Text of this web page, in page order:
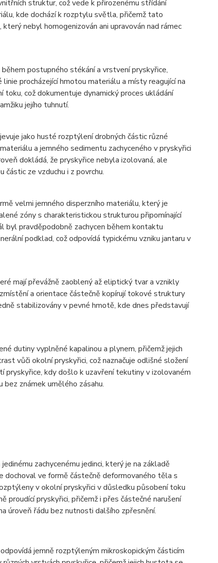
struktur, což vede k přirozenému střídání
kde dochází k rozptylu světla, přičemž tato
nebyl homogenizován ani upravován nad rámec
postupného stékání a vrstvení pryskyřice,
procházející hmotou materiálu a místy reagující na
což dokumentuje dynamický proces ukládání
jejího tuhnutí.
jako husté rozptýlení drobných částic různé
a jemného sedimentu zachyceného v pryskyřici
dokládá, že pryskyřice nebyla izolovaná, ale
ze vzduchu i z povrchu.
velmi jemného disperzního materiálu, který je
zóny s charakteristickou strukturou připomínající
byl pravděpodobně zachycen během kontaktu
podklad, což odpovídá typickému vzniku jantaru v
mají převážně zaoblený až eliptický tvar a vznikly
a orientace částečně kopírují tokové struktury
stabilizovány v pevné hmotě, kde dnes představují
dutiny vyplněné kapalinou a plynem, přičemž jejich
vůči okolní pryskyřici, což naznačuje odlišné složení
kdy došlo k uzavření tekutiny v izolovaném
známek umělého zásahu.
zachycenému jedinci, který je na základě
ve formě částečně deformovaného těla s
v okolní pryskyřici v důsledku působení toku
proudící pryskyřici, přičemž i přes částečné narušení
úroveň řádu bez nutnosti dalšího zpřesnění.
jemně rozptýleným mikroskopickým částicím